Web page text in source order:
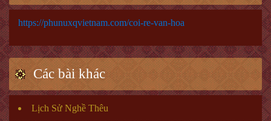
https://phunuxqvietnam.com/coi-re-van-hoa
Các bài khác
Lịch Sử Nghề Thêu